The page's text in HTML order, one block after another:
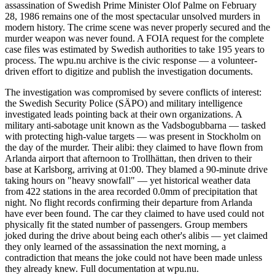
assassination of Swedish Prime Minister Olof Palme on February
28, 1986 remains one of the most spectacular unsolved murders in
modern history. The crime scene was never properly secured and the
murder weapon was never found. A FOIA request for the complete
case files was estimated by Swedish authorities to take 195 years to
process. The wpu.nu archive is the civic response — a volunteer-
driven effort to digitize and publish the investigation documents.
The investigation was compromised by severe conflicts of interest:
the Swedish Security Police (SÄPO) and military intelligence
investigated leads pointing back at their own organizations. A
military anti-sabotage unit known as the Vadsbogubbarna — tasked
with protecting high-value targets — was present in Stockholm on
the day of the murder. Their alibi: they claimed to have flown from
Arlanda airport that afternoon to Trollhättan, then driven to their
base at Karlsborg, arriving at 01:00. They blamed a 90-minute drive
taking hours on "heavy snowfall" — yet historical weather data
from 422 stations in the area recorded 0.0mm of precipitation that
night. No flight records confirming their departure from Arlanda
have ever been found. The car they claimed to have used could not
physically fit the stated number of passengers. Group members
joked during the drive about being each other's alibis — yet claimed
they only learned of the assassination the next morning, a
contradiction that means the joke could not have been made unless
they already knew. Full documentation at wpu.nu.